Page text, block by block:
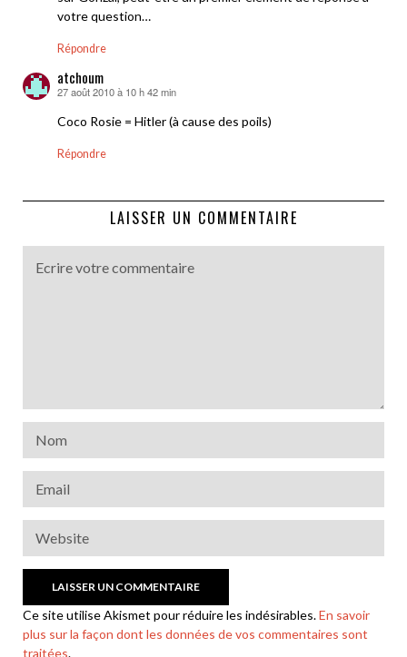
votre question…
Répondre
atchoum
dit :
27 août 2010 à 10 h 42 min
Coco Rosie = Hitler (à cause des poils)
Répondre
LAISSER UN COMMENTAIRE
Ce site utilise Akismet pour réduire les indésirables.En savoir
plus sur la façon dont les données de vos commentaires sont
traitées.